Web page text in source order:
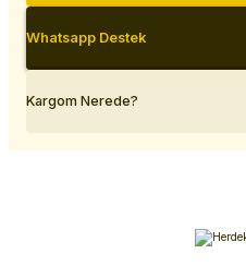
Whatsapp Destek
Kargom Nerede?